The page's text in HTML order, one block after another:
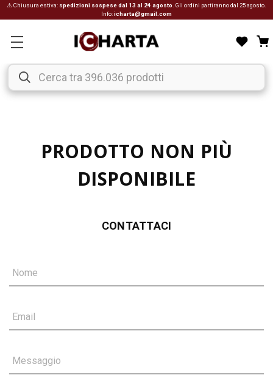
⚠ Chiusura estiva: spedizioni sospese dal 13 al 24 agosto . Gli ordini partiranno dal 25 agosto.
Info:icharta@gmail.com
PRODOTTO NON PIÙ
DISPONIBILE
CONTATTACI
Nome
Email
Messaggio